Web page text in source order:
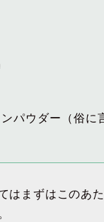
パウダー（俗に
はまずはこのあ